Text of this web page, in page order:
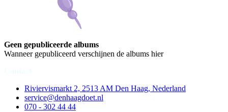
Geen gepubliceerde albums
Wanneer gepubliceerd verschijnen de albums hier
Riviervismarkt 2, 2513 AM Den Haag, Nederland
service@denhaagdoet.nl
070 - 302 44 44